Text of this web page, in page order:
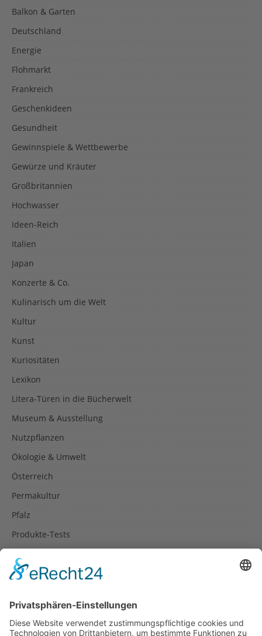
Balkon & Garten
Deutschland
Energie
Flohmarkt
Frankreich
Geschenkideen
Gesundheit
Gewinnspiele & Wettbewerbe
Gewürze und Kräuter
Großbritannien
Hochwasser
Ideen-Reich
Italien
Japan
Konzerte & Co.
Kulinarisch um die Welt
Kultur
Kunst
Kuriositäten
Lexikon
Litera-Türen in die Bücherwelt
Museum & Ausstellung
Nutzpflanzen
Ökologie & Umwelt
Österreich
Permakultur
Pfalz
Produkte-Tests
Rezepte
Spanien
Südtirol